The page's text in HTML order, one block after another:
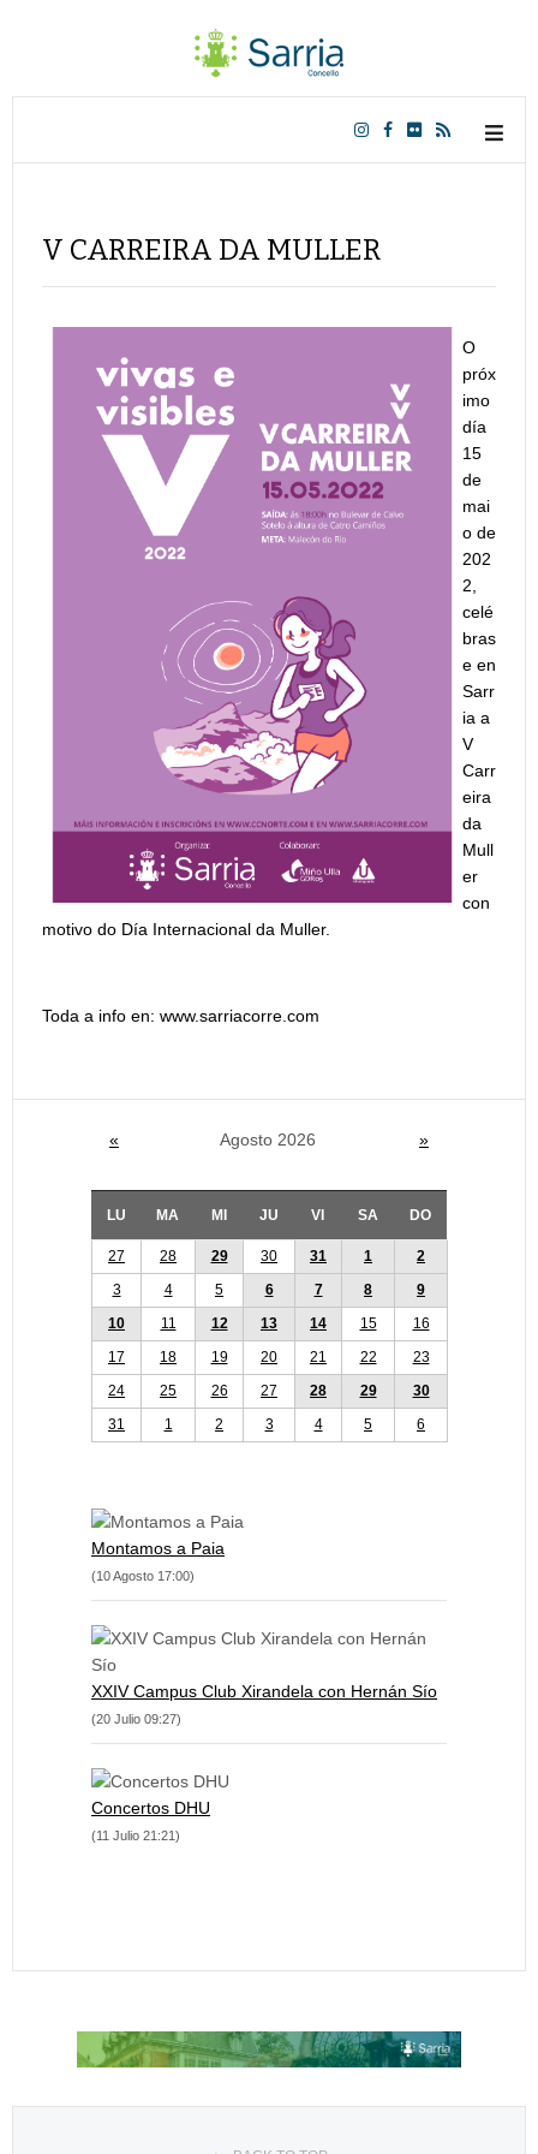
V CARREIRA DA MULLER
O
próx
imo
día
15
de
mai
o de
202
2,
celé
bras
e en
Sarr
ia a
V
Carr
eira
da
Mull
er
con
motivo do Día Internacional da Muller.
Toda a info en: www.sarriacorre.com
« Agosto 2026 »
LU MA MI JU VI SA DO
27 28 29 30 31 1
2
3
4 5 6 7 8
9
10
11 12 13 14 15
16
17
18 19 20 21 22
23
24
25 26 27 28 29
30
31
1 2 3 4 5 6
Montamos a Paia
(10 Agosto 17:00)
XXIV Campus Club Xirandela con Hernán Sío
(20 Julio 09:27)
Concertos DHU
(11 Julio 21:21)